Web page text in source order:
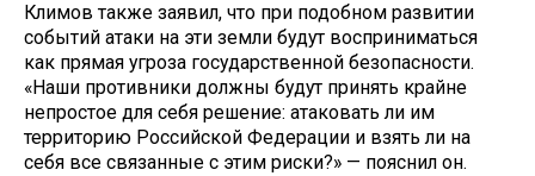
Климов также заявил, что при подобном развитии
событий атаки на эти земли будут восприниматься
как прямая угроза государственной безопасности.
«Наши противники должны будут принять крайне
непростое для себя решение: атаковать ли им
территорию Российской Федерации и взять ли на
себя все связанные с этим риски?» — пояснил он.